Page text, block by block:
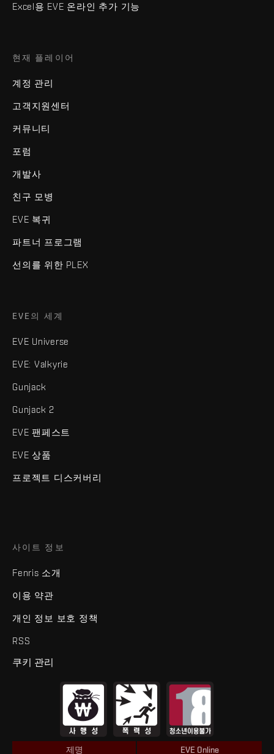
Excel용 EVE 온라인 추가 기능
현재 플레이어
계정 관리
고객지원센터
커뮤니티
포럼
개발사
친구 모병
EVE 복귀
파트너 프로그램
선의를 위한 PLEX
EVE의 세계
EVE Universe
EVE: Valkyrie
Gunjack
Gunjack 2
EVE 팬페스트
EVE 상품
프로젝트 디스커버리
사이트 정보
Fenris 소개
이용 약관
개인 정보 보호 정책
RSS
쿠키 관리
제명 EVE Online